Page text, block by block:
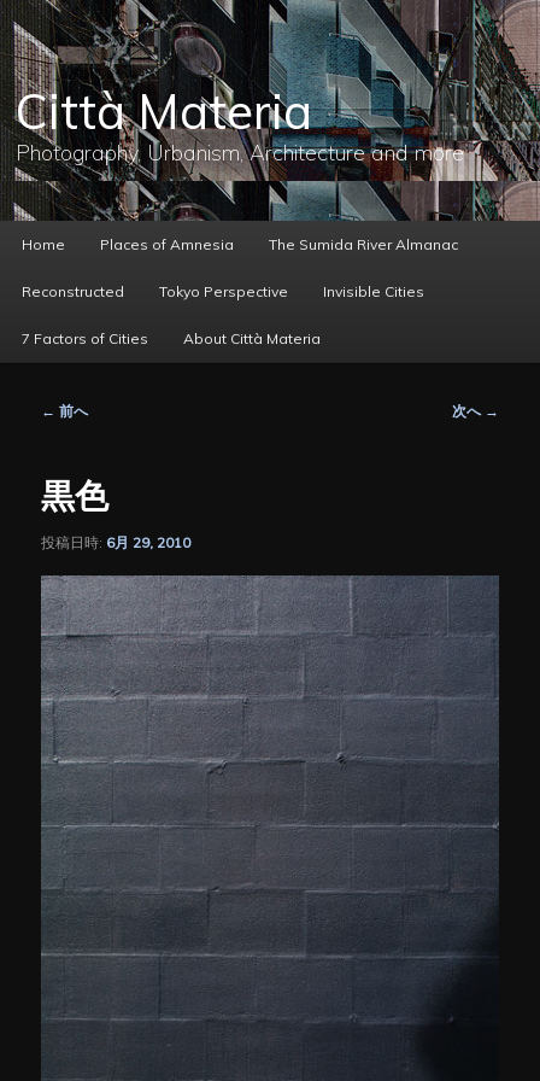
メ
イ
ン
コ
ン
テ
ン
へ
移
動
Città Materia
Photography, Urbanism, Architecture and more
ー
Home Places of Amnesia The Sumida River Almanac
Reconstructed Tokyo Perspective Invisible Cities
7 Factors of Cities About Città Materia
ビ
ゲ
シ
ン
← 前へ 次へ →
黒色
投稿日時: 6月 29, 2010